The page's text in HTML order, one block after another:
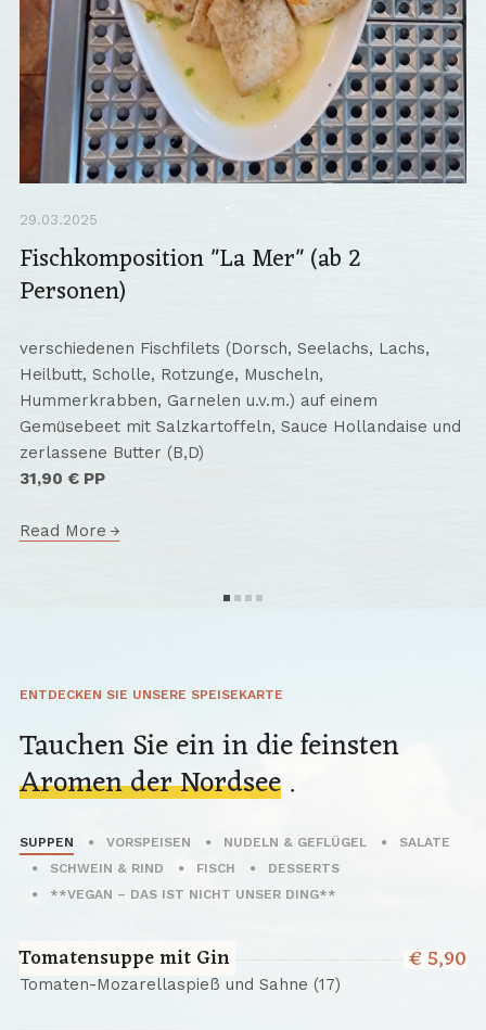
29.03.2025
Fischkomposition "La Mer" (ab 2
Personen)
verschiedenen Fischfilets (Dorsch, Seelachs, Lachs,
Heilbutt, Scholle, Rotzunge, Muscheln,
Hummerkrabben, Garnelen u.v.m.) auf einem
Gemüsebeet mit Salzkartoffeln, Sauce Hollandaise und
zerlassene Butter (B,D)
31,90 € PP
Read More
ENTDECKEN SIE UNSERE SPEISEKARTE
Tauchen Sie ein in die feinsten
Aromen der Nordsee.
SUPPEN VORSPEISEN NUDELN & GEFLÜGEL
SALATE
SCHWEIN & RIND
FISCH
DESSERTS
**VEGAN – DAS IST NICHT UNSER DING**
Tomatensuppe mit Gin € 5,90
Tomaten-Mozarellaspieß und Sahne (17)